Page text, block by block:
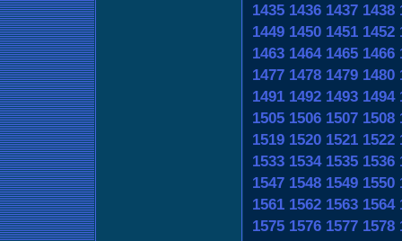
1435 1436 1437 1438
1449 1450 1451 1452
1463 1464 1465 1466
1477 1478 1479 1480
1491 1492 1493 1494
1505 1506 1507 1508
1519 1520 1521 1522
1533 1534 1535 1536
1547 1548 1549 1550
1561 1562 1563 1564
1575 1576 1577 1578